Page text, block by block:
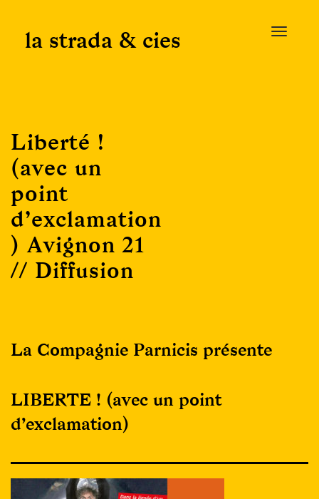
content
T
la strada & cies
Liberté !
(avec un
point
d’exclamation
) Avignon 21
// Diffusion
La Compagnie Parnicis présente
LIBERTE ! (avec un point
d’exclamation)